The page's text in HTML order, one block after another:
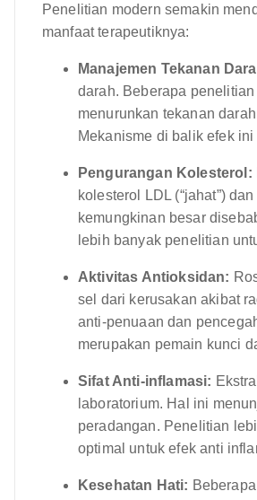
Penelitian modern semakin
manfaat terapeutiknya:
Manajemen Tekanan
darah. Beberapa
menurunkan tekanan
Mekanisme di balik efek
Pengurangan Kolesterol:
kolesterol LDL (“jahat”)
kemungkinan besar
lebih banyak penelitian
Aktivitas Antioksidan:
sel dari kerusakan akibat
anti-penuaan dan
merupakan pemain kunci
Sifat Anti-inflamasi:
laboratorium. Hal ini
peradangan. Penelitian
optimal untuk efek anti
Kesehatan Hati: